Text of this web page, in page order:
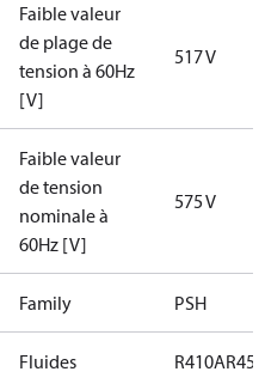
Faible valeur
de plage de
tension à 60Hz
[V]
517 V
Faible valeur
de tension
nominale à
60Hz [V]
575 V
Family PSH
Fluides R410AR454B